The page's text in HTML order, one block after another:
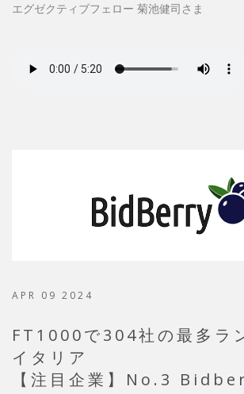
エグゼクティブフェロー 菊池健司さま
APR 09 2024
FT1000で304社の最多ラ
イタリア
【注目企業】No.3